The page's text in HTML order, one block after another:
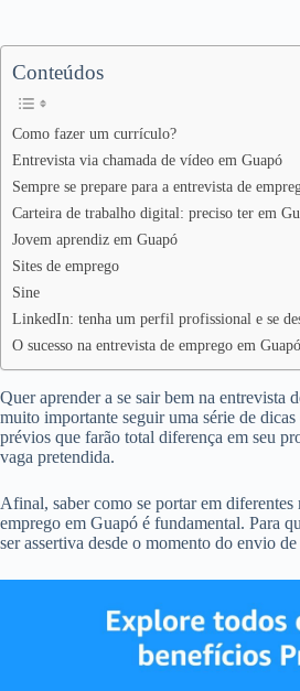
Conteúdos
Como fazer um currículo?
Entrevista via chamada de vídeo em Guapó
Sempre se prepare para a entrevista de
Carteira de trabalho digital: preciso ter em
Jovem aprendiz em Guapó
Sites de emprego
Sine
LinkedIn: tenha um perfil profissional e se
O sucesso na entrevista de emprego em
Quer aprender a se sair bem na entrevista
muito importante seguir uma série de
prévios que farão total diferença em seu
vaga pretendida.
Afinal, saber como se portar em diferentes
emprego em Guapó é fundamental. Para
ser assertiva desde o momento do envio